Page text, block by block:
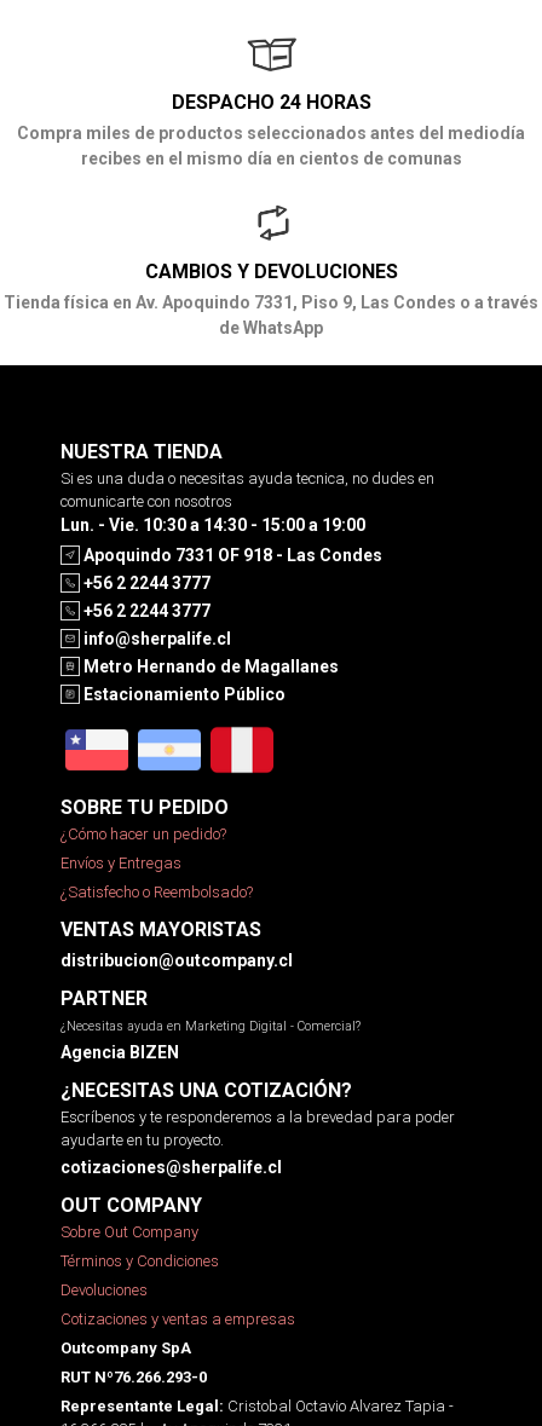
DESPACHO 24 HORAS
Compra miles de productos seleccionados antes del mediodía
recibes en el mismo día en cientos de comunas
CAMBIOS Y DEVOLUCIONES
Tienda física en Av. Apoquindo 7331, Piso 9, Las Condes o a través
de WhatsApp
NUESTRA TIENDA
Si es una duda o necesitas ayuda tecnica, no dudes en
comunicarte con nosotros
Lun. - Vie. 10:30 a 14:30 - 15:00 a 19:00
Apoquindo 7331 OF 918 - Las Condes
+56 2 2244 3777
+56 2 2244 3777
info@sherpalife.cl
Metro Hernando de Magallanes
Estacionamiento Público
SOBRE TU PEDIDO
¿Cómo hacer un pedido?
Envíos y Entregas
¿Satisfecho o Reembolsado?
VENTAS MAYORISTAS
distribucion@outcompany.cl
PARTNER
¿Necesitas ayuda en Marketing Digital - Comercial?
Agencia BIZEN
¿NECESITAS UNA COTIZACIÓN?
Escríbenos y te responderemos a la brevedad para poder
ayudarte en tu proyecto.
cotizaciones@sherpalife.cl
OUT COMPANY
Sobre Out Company
Términos y Condiciones
Devoluciones
Cotizaciones y ventas a empresas
Outcompany SpA
RUT Nº76.266.293-0
Representante Legal: Cristobal Octavio Alvarez Tapia -